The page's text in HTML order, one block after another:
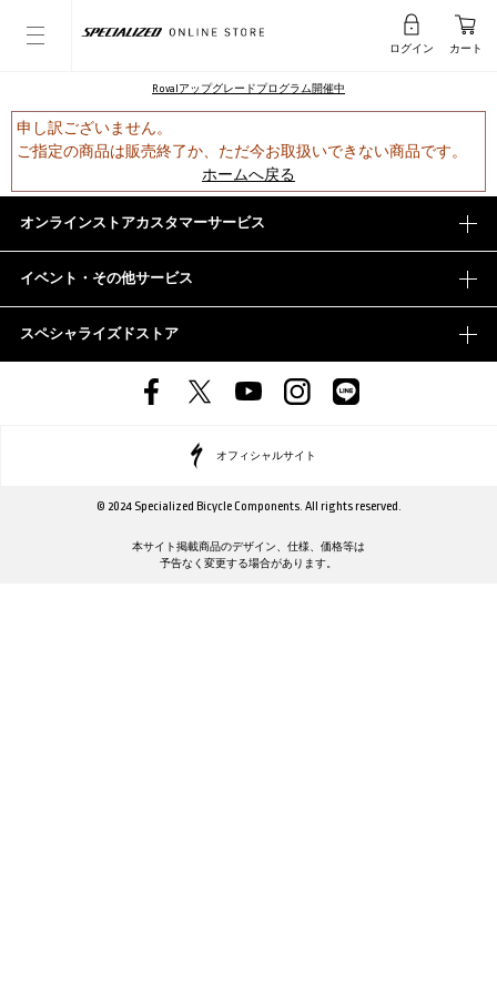
ログイン カート
Rovalアップグレードプログラム開催中
申し訳ございません。
ご指定の商品は販売終了か、ただ今お取扱いできない商品です。
ホームへ戻る
オンラインストアカスタマーサービス
イベント・その他サービス
スペシャライズドストア
オフィシャルサイト
© 2024 Specialized Bicycle Components. All rights reserved.
本サイト掲載商品のデザイン、仕様、価格等は
予告なく変更する場合があります。